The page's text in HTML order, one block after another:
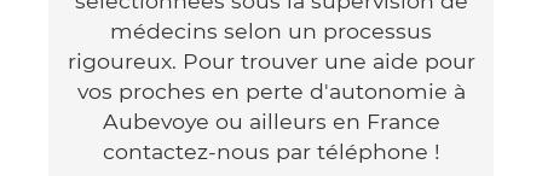
médecins selon un processus
rigoureux. Pour trouver une aide pour
vos proches en perte d'autonomie à
Aubevoye ou ailleurs en France
contactez-nous par téléphone !